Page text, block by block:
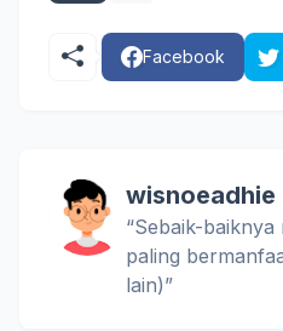
Facebook
wisnoeadhie
“Sebaik-
paling
lain)”